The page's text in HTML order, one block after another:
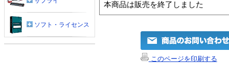
本商品は販売を終了しました
このページを印刷する
ソフト・ライセンス